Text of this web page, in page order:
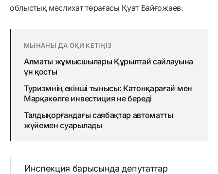
облыстық мәслихат төрағасы Қуат Байғожаев.
МЫНАНЫ ДА ОҚИ КЕТІҢІЗ
Алматы жұмысшылары Құрылтай сайлауына
үн қосты
Туризмнің екінші тынысы: Катонқарағай мен
Марқакөлге инвестиция не береді
Талдықорғандағы саябақтар автоматты
жүйемен суарылады
Инспекция барысында депутаттар